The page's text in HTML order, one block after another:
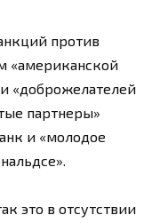
против
«американской
«доброжелателей
партнеры»
и «молодое
это в отсутствии